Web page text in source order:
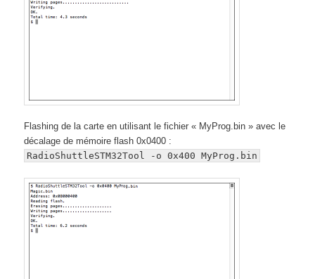
Flashing de la carte en utilisant le fichier « MyProg.bin » avec le
décalage de mémoire flash 0x0400 :
RadioShuttleSTM32Tool -o 0x400 MyProg.bin